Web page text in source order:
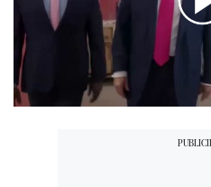
00:00 03:57